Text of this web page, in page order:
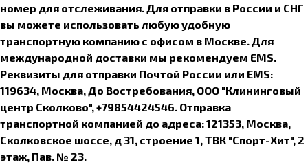
номер для отслеживания. Для отправки в России и СНГ
вы можете использовать любую удобную
транспортную компанию с офисом в Москве. Для
международной доставки мы рекомендуем EMS.
Реквизиты для отправки Почтой России или EMS:
119634, Москва, До Востребования, ООО "Клининговый
центр Сколково", +79854424546. Отправка
транспортной компанией до адреса: 121353, Москва,
Сколковское шоссе, д 31, строение 1, ТВК "Спорт-Хит", 2
этаж, Пав. № 23.